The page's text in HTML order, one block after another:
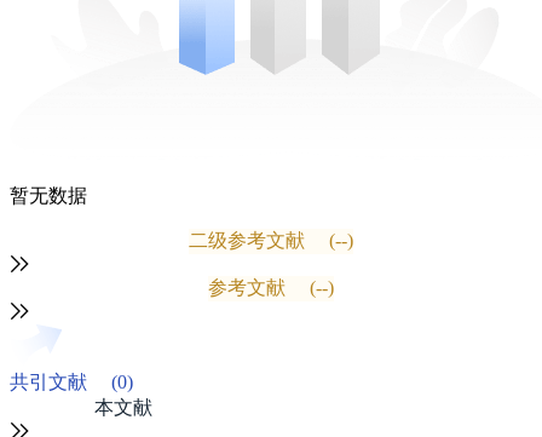
暂无数据
二级参考文献 (--)
参考文献 (--)
共引文献
(0)
本文献